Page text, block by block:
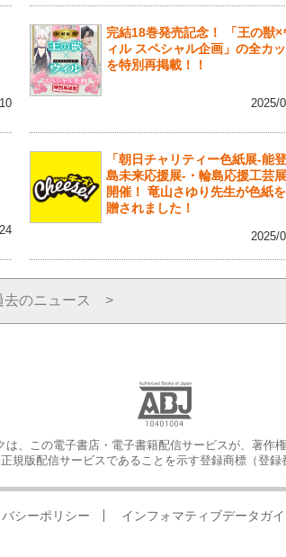
完結18巻発売記念！ 「王の獣×
ィル スペシャル企画」の全カ
を特別再掲載！！
2025/
「朝日チャリティー色紙展-能
島未来応援展-・輪島応援工芸展
開催！ 竜山さゆり先生が色紙
贈されました！
2025/
去のニュース >
は、この電子書店・電子書籍配信サービスが、著作
規版配信サービスであることを示す登録商標（登録
シーポリシー インフォマティブデータガ